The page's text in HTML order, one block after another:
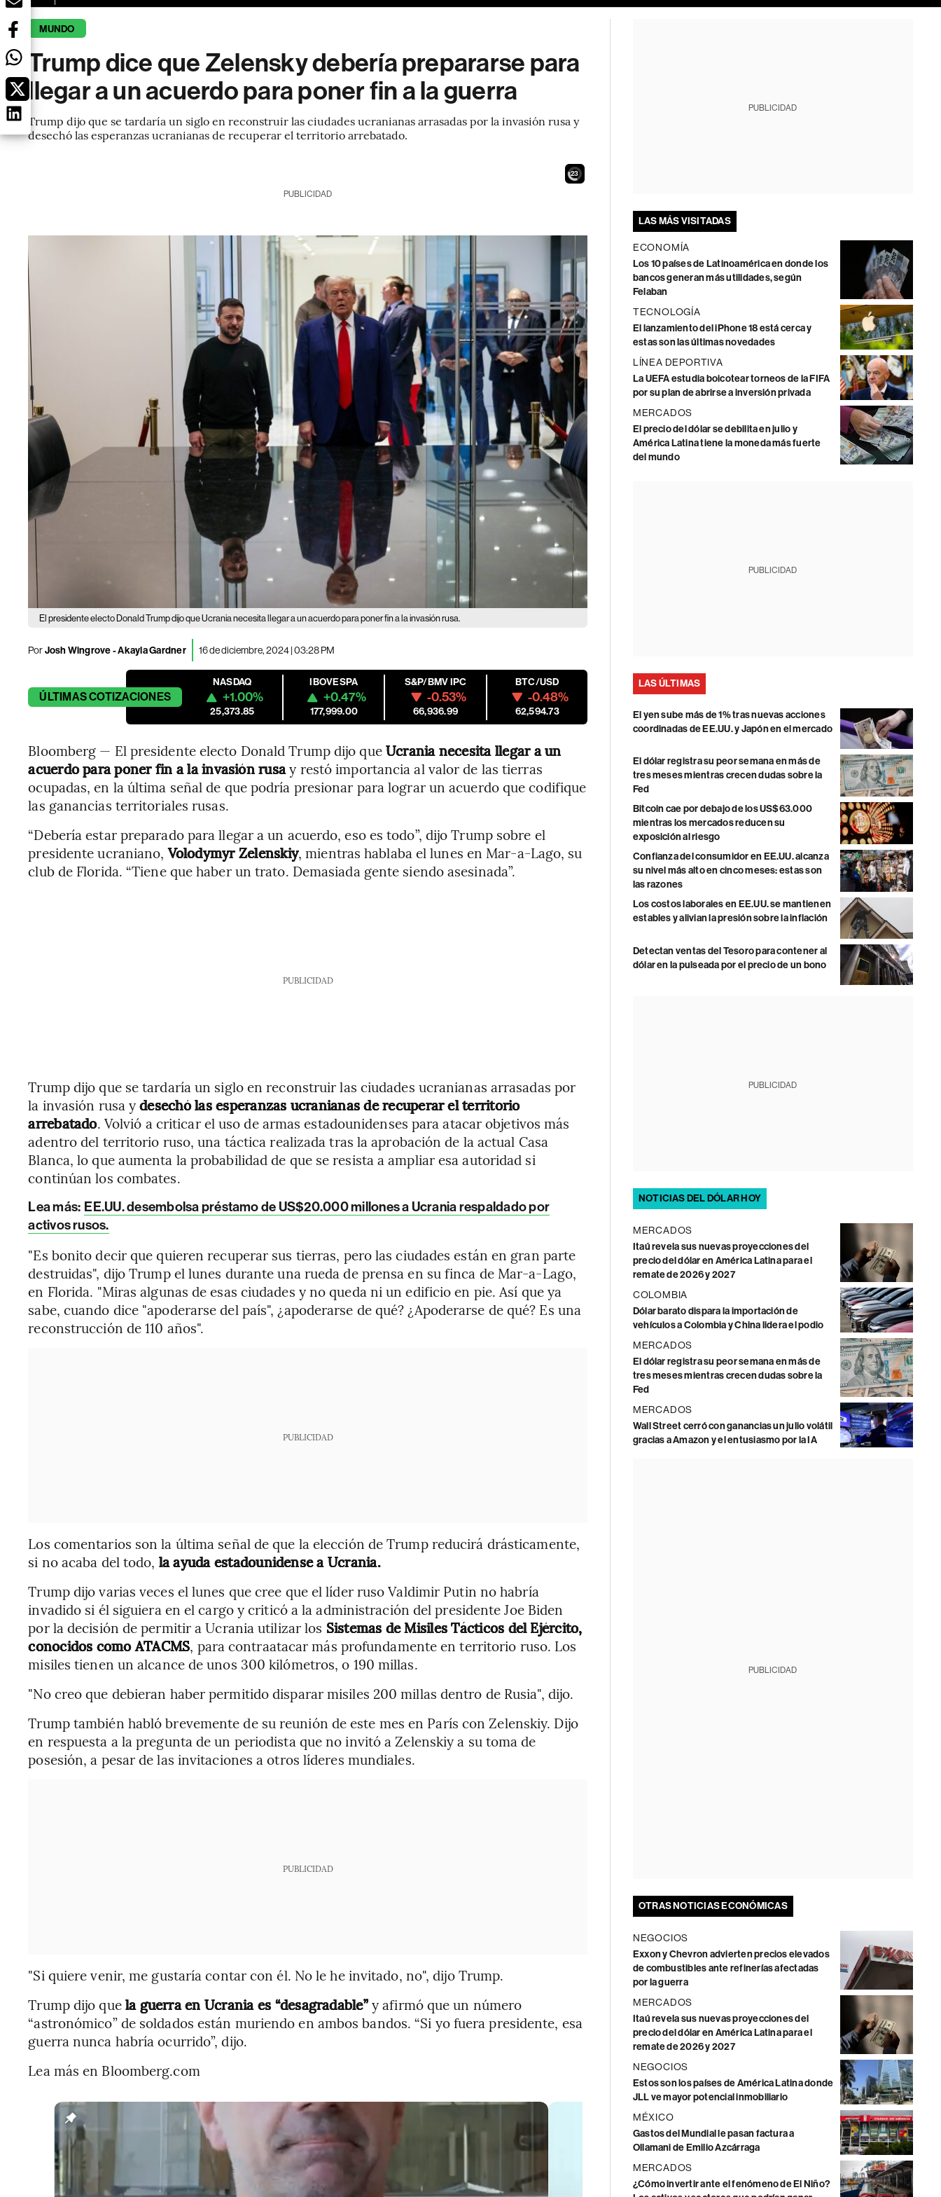
MUNDO
Trump dice que Zelensky debería prepararse para
llegar a un acuerdo para poner fin a la guerra
Trump dijo que se tardaría un siglo en reconstruir las ciudades ucranianas arrasadas por la invasión rusa y
desechó las esperanzas ucranianas de recuperar el territorio arrebatado.
21
PUBLICIDAD
El presidente electo Donald Trump dijo que Ucrania necesita llegar a un acuerdo para poner fin a la invasión rusa.
PorJosh Wingrove - Akayla Gardner 16 de diciembre, 2024 | 03:28 PM
ÚLTIMASCOTIZACIONES
NASDAQ
+1.00%
25,373.85
IBOVESPA
+0.47%
177,999.00
S&P/BMV IPC
-0.53%
66,936.99
BTC/USD
-0.48%
62,594.73
Bloomberg — El presidente electo Donald Trump dijo queUcrania necesita llegar a un
acuerdo para poner fin a la invasión rusay restó importancia al valor de las tierras
ocupadas, en la última señal de que podría presionar para lograr un acuerdo que codifique
las ganancias territoriales rusas.
“Debería estar preparado para llegar a un acuerdo, eso es todo”, dijo Trump sobre el
presidente ucraniano,Volodymyr Zelenskiy, mientras hablaba el lunes en Mar-a-Lago, su
club de Florida. “Tiene que haber un trato. Demasiada gente siendo asesinada”.
PUBLICIDAD
Trump dijo que se tardaría un siglo en reconstruir las ciudades ucranianas arrasadas por
la invasión rusa ydesechó las esperanzas ucranianas de recuperar el territorio
arrebatado. Volvió a criticar el uso de armas estadounidenses para atacar objetivos más
adentro del territorio ruso, una táctica realizada tras la aprobación de la actual Casa
Blanca, lo que aumenta la probabilidad de que se resista a ampliar esa autoridad si
continúan los combates.
Lea más: EE.UU. desembolsa préstamo de US$20.000 millones a Ucrania respaldado por
activos rusos.
"Es bonito decir que quieren recuperar sus tierras, pero las ciudades están en gran parte
destruidas", dijo Trump el lunes durante una rueda de prensa en su finca de Mar-a-Lago,
en Florida. "Miras algunas de esas ciudades y no queda ni un edificio en pie. Así que ya
sabe, cuando dice "apoderarse del país", ¿apoderarse de qué? ¿Apoderarse de qué? Es una
reconstrucción de 110 años".
PUBLICIDAD
Los comentarios son la última señal de que la elección de Trump reducirá drásticamente,
si no acaba del todo, la ayuda estadounidense a Ucrania.
Trump dijo varias veces el lunes que cree que el líder ruso Valdimir Putin no habría
invadido si él siguiera en el cargo y criticó a la administración del presidente Joe Biden
por la decisión de permitir a Ucrania utilizar los Sistemas de Misiles Tácticos del Ejército,
conocidos como ATACMS, para contraatacar más profundamente en territorio ruso. Los
misiles tienen un alcance de unos 300 kilómetros, o 190 millas.
"No creo que debieran haber permitido disparar misiles 200 millas dentro de Rusia", dijo.
Trump también habló brevemente de su reunión de este mes en París con Zelenskiy. Dijo
en respuesta a la pregunta de un periodista que no invitó a Zelenskiy a su toma de
posesión, a pesar de las invitaciones a otros líderes mundiales.
PUBLICIDAD
"Si quiere venir, me gustaría contar con él. No le he invitado, no", dijo Trump.
Trump dijo quela guerra en Ucrania es “desagradable”y afirmó que un número
“astronómico” de soldados están muriendo en ambos bandos. “Si yo fuera presidente, esa
guerra nunca habría ocurrido”, dijo.
Lea más en Bloomberg.com
PUBLICIDAD
LAS MÁS VISITADAS
ECONOMÍA
Los 10 países de Latinoamérica en donde los
bancos generan más utilidades, según
Felaban
TECNOLOGÍA
El lanzamiento del iPhone 18 está cerca y
estas son las últimas novedades
LÍNEA DEPORTIVA
La UEFA estudia boicotear torneos de la FIFA
por su plan de abrirse a inversión privada
MERCADOS
El precio del dólar se debilita en julio y
América Latina tiene la moneda más fuerte
del mundo
PUBLICIDAD
LAS ÚLTIMAS
El yen sube más de 1% tras nuevas acciones
coordinadas de EE.UU. y Japón en el mercado
El dólar registra su peor semana en más de
tres meses mientras crecen dudas sobre la
Fed
Bitcoin cae por debajo de los US$63.000
mientras los mercados reducen su
exposición al riesgo
Confianza del consumidor en EE.UU. alcanza
su nivel más alto en cinco meses: estas son
las razones
Los costos laborales en EE.UU. se mantienen
estables y alivian la presión sobre la inflación
Detectan ventas del Tesoro para contener al
dólar en la pulseada por el precio de un bono
PUBLICIDAD
NOTICIAS DEL DÓLAR HOY
MERCADOS
Itaú revela sus nuevas proyecciones del
precio del dólar en América Latina para el
remate de 2026 y 2027
COLOMBIA
Dólar barato dispara la importación de
vehículos a Colombia y China lidera el podio
MERCADOS
El dólar registra su peor semana en más de
tres meses mientras crecen dudas sobre la
Fed
MERCADOS
Wall Street cerró con ganancias un julio volátil
gracias a Amazon y el entusiasmo por la IA
PUBLICIDAD
OTRAS NOTICIAS ECONÓMICAS
NEGOCIOS
Exxon y Chevron advierten precios elevados
de combustibles ante refinerías afectadas
por la guerra
MERCADOS
Itaú revela sus nuevas proyecciones del
precio del dólar en América Latina para el
remate de 2026 y 2027
NEGOCIOS
Estos son los países de América Latina donde
JLL ve mayor potencial inmobiliario
MÉXICO
Gastos del Mundial le pasan factura a
Ollamani de Emilio Azcárraga
MERCADOS
¿Cómo invertir ante el fenómeno de El Niño?